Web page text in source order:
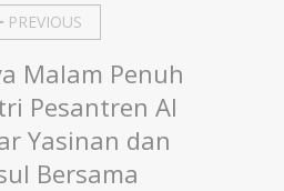
PREVIOUS
Malam Penuh
Pesantren Al
Yasinan dan
Bersama